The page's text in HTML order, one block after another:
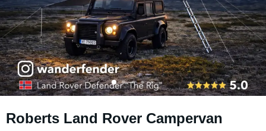
Roberts Land Rover Campervan